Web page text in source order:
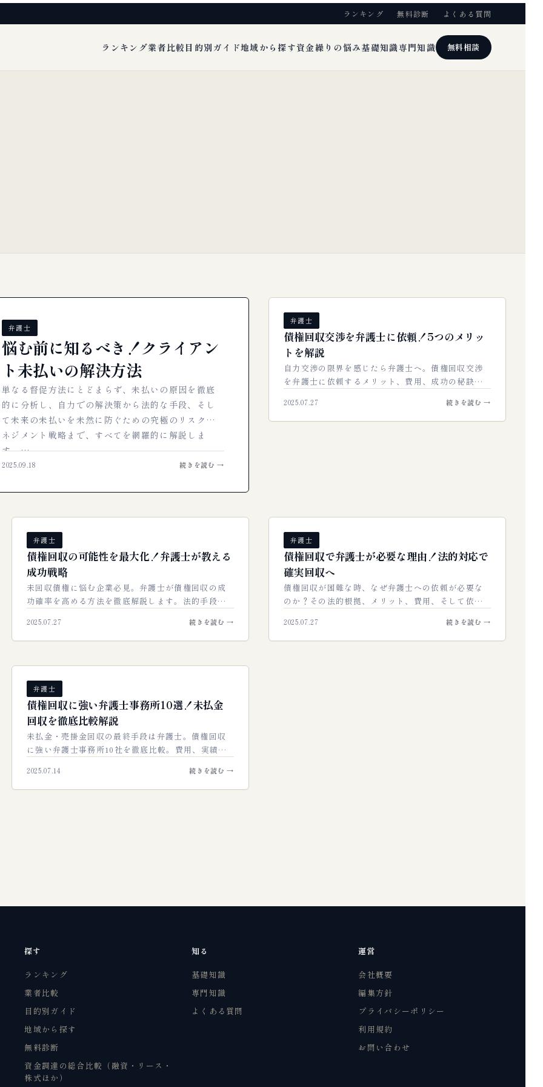
ランキング 無料診断 よくある質問
ランキング業者比較 目的別ガイド地域から探す資金繰りの悩み基礎知識専門知識 無料相談
弁護士
悩む前に知るべき！クライアン
ト未払いの解決方法
単なる督促方法にとどまらず、未払いの原因を徹底
的に分析し、自力での解決策から法的な手段、そし
て未来の未払いを未然に防ぐための究極のリスクマ
ネジメント戦略まで、すべてを網羅的に解説しま
す。…
2025.09.18 続きを読む →
弁護士
債権回収交渉を弁護士に依頼！5つのメリッ
トを解説
自力交渉の限界を感じたら弁護士へ。債権回収交渉
を弁護士に依頼するメリット、費用、成功の秘訣を
を守るための実践ガイドです。…
2025.07.27 続きを読む →
弁護士
債権回収の可能性を最大化！弁護士が教える
成功戦略
未回収債権に悩む企業必見。弁護士が債権回収の成
功確率を高める方法を徹底解説します。法的手段の
の債権回収を確実に成功に導くための実践的ノ…
2025.07.27 続きを読む →
弁護士
債権回収で弁護士が必要な理由！法的対応で
確実回収へ
債権回収が困難な時、なぜ弁護士への依頼が必要な
のか？その法的根拠、メリット、費用、そして依頼
を、法的手続きで確実に回収し、経営を守るため…
2025.07.27 続きを読む →
弁護士
債権回収に強い弁護士事務所10選！未払金
回収を徹底比較解説
未払金・売掛金回収の最終手段は弁護士。債権回収
に強い弁護士事務所10社を徹底比較。費用、実績、
る秘訣を解説します。…
2025.07.14 続きを読む →
探す
ランキング
業者比較
目的別ガイド
地域から探す
無料診断
資金調達の総合比較（融資・リース・
株式ほか）
知る
基礎知識
専門知識
よくある質問
運営
会社概要
編集方針
プライバシーポリシー
利用規約
お問い合わせ